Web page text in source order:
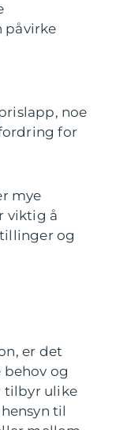
påvirke
noe
for
mye
viktig å
og
er det
og
tilbyr ulike
til